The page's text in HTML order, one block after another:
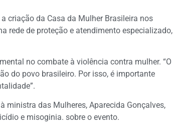
criação da Casa da Mulher Brasileira nos
rede de proteção e atendimento especializado,
no combate à violência contra mulher. “O
do povo brasileiro. Por isso, é importante
ministra das Mulheres, Aparecida Gonçalves,
e misoginia. sobre o evento.